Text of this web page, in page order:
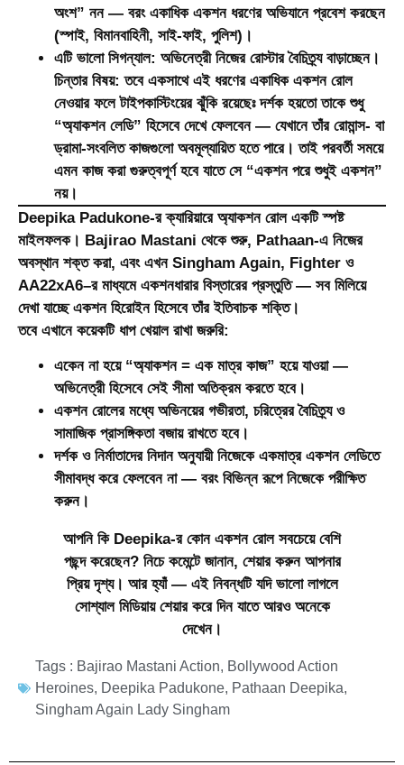
অংশ” নন — বরং একাধিক একশন ধরণের অভিযানে প্রবেশ করছেন
(স্পাই, বিমানবাহিনী, সাই-ফাই, পুলিশ)।
এটি ভালো সিগন্যাল: অভিনেত্রী নিজের রোস্টার বৈচিত্র্য বাড়াচ্ছেন।
চিন্তার বিষয়: তবে একসাথে এই ধরণের একাধিক একশন রোল
নেওয়ার ফলে টাইপকাস্টিংয়ের ঝুঁকি রয়েছেঃ দর্শক হয়তো তাকে শুধু
“অ্যাকশন লেডি” হিসেবে দেখে ফেলবেন — যেখানে তাঁর রোমান্স- বা
ড্রামা-সংবলিত কাজগুলো অবমূল্যায়িত হতে পারে। তাই পরবর্তী সময়ে
এমন কাজ করা গুরুত্বপূর্ণ হবে যাতে সে “একশন পরে শুধুই একশন”
নয়।
Deepika Padukone-র ক্যারিয়ারে অ্যাকশন রোল একটি স্পষ্ট
মাইলফলক। Bajirao Mastani থেকে শুরু, Pathaan-এ নিজের
অবস্থান শক্ত করা, এবং এখন Singham Again, Fighter ও
AA22xA6–র মাধ্যমে একশনধারার বিস্তারের প্রস্তুতি — সব মিলিয়ে
দেখা যাচ্ছেএকশন হিরোইনহিসেবে তাঁর ইতিবাচক শক্তি।
তবে এখানে কয়েকটি ধাপ খেয়াল রাখা জরুরি:
একেন না হয়ে “অ্যাকশন = এক মাত্র কাজ” হয়ে যাওয়া —
অভিনেত্রী হিসেবে সেই সীমা অতিক্রম করতে হবে।
একশন রোলের মধ্যে অভিনয়ের গভীরতা, চরিত্রের বৈচিত্র্য ও
সামাজিক প্রাসঙ্গিকতা বজায় রাখতে হবে।
দর্শক ও নির্মাতাদের নিদান অনুযায়ী নিজেকে একমাত্র একশন লেডিতে
সীমাবদ্ধ করে ফেলবেন না — বরং বিভিন্ন রূপে নিজেকে পরীক্ষিত
করুন।
আপনি কি Deepika-র কোন একশন রোল সবচেয়ে বেশি
পছন্দ করেছেন? নিচে কমেন্টে জানান, শেয়ার করুন আপনার
প্রিয় দৃশ্য। আর হ্যাঁ — এই নিবন্ধটি যদি ভালো লাগলে
সোশ্যাল মিডিয়ায় শেয়ার করে দিন যাতে আরও অনেকে
দেখেন।
Tags : Bajirao Mastani Action, Bollywood Action
Heroines, Deepika Padukone, Pathaan Deepika,
Singham Again Lady Singham